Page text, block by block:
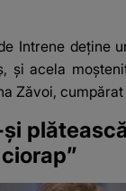
Intrene deține
și acela
Zăvoi, cumpărat